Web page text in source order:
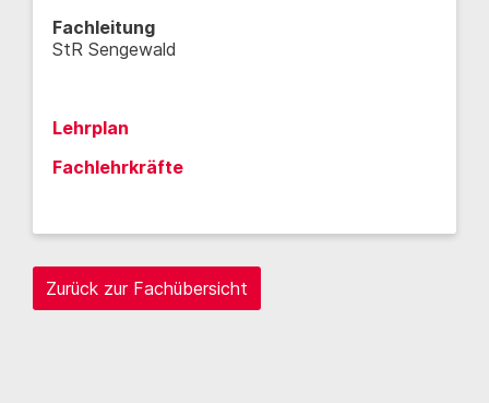
Fachleitung
StR Sengewald
Lehrplan
Fachlehrkräfte
Zurück zur Fachübersicht